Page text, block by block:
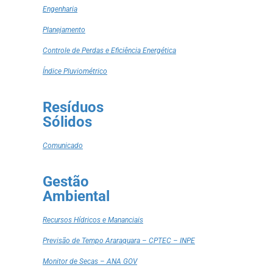
Engenharia
Planejamento
Controle de Perdas e Eficiência Energética
Índice Pluviométrico
Resíduos
Sólidos
Comunicado
Gestão
Ambiental
Recursos Hídricos e Mananciais
Previsão de Tempo Araraquara – CPTEC – INPE
Monitor de Secas – ANA GOV